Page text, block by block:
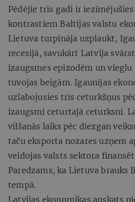
Pēdējie trīs gadi ir
kontrastiem Baltijas valstu
Lietuva turpināja uzplaukt,
recesijā, savukārt Latvija
izaugsmes epizodēm un vieglu
tuvojas beigām. Igaunijas
uzlabojusies trīs ceturkšņus
izaugsmi ceturtajā ceturksnī.
vilšanās laiks pēc diezgan
taču eksporta nozares uzņem
veidojas valsts sektora
Paredzams, ka Lietuva brauks
tempā.
Latvijas ekonomikas apskats